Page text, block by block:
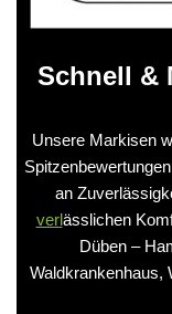
Schnell &
Unsere Markisen
an
verlässlichen
Düben –
Waldkrankenhaus,